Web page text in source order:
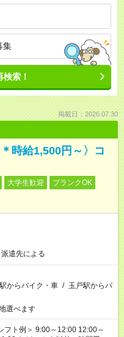
集
索！
掲載日：2026.07.30
時給1,500円～〉コ
大学生歓迎
ブランクOK
遣先による
からバイク・車 / 玉戸駅からバ
選べます